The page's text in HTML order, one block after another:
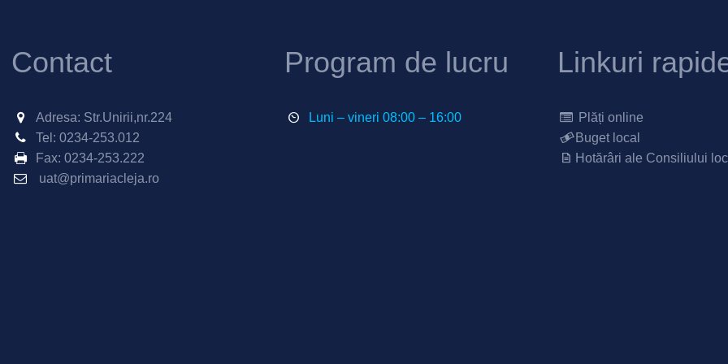
Contact
Adresa: Str.Unirii,nr.224
Tel: 0234-253.012
Fax: 0234-253.222
uat@primariacleja.ro
Program de lucru
Luni – vineri 08:00 – 16:00
Linkuri
Plăți online
Buget local
Hotărâri ale Consiliului